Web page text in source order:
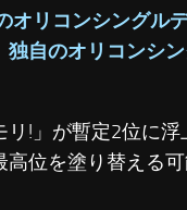
オリコンシングル
独自のオリコンシ
リ!」が暫定2位に
位を塗り替える可